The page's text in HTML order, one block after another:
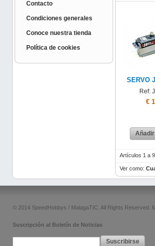
SERVO
Ref:
€
Artículos 1 a
Ver como:
Contacto
Condiciones generales
Conoce nuestra tienda
Política de cookies
© 2014 SpeedHobbys / MalagaTIC. All Rights Reserved.
Suscripción al Boletín de Noticias
Suscribirse